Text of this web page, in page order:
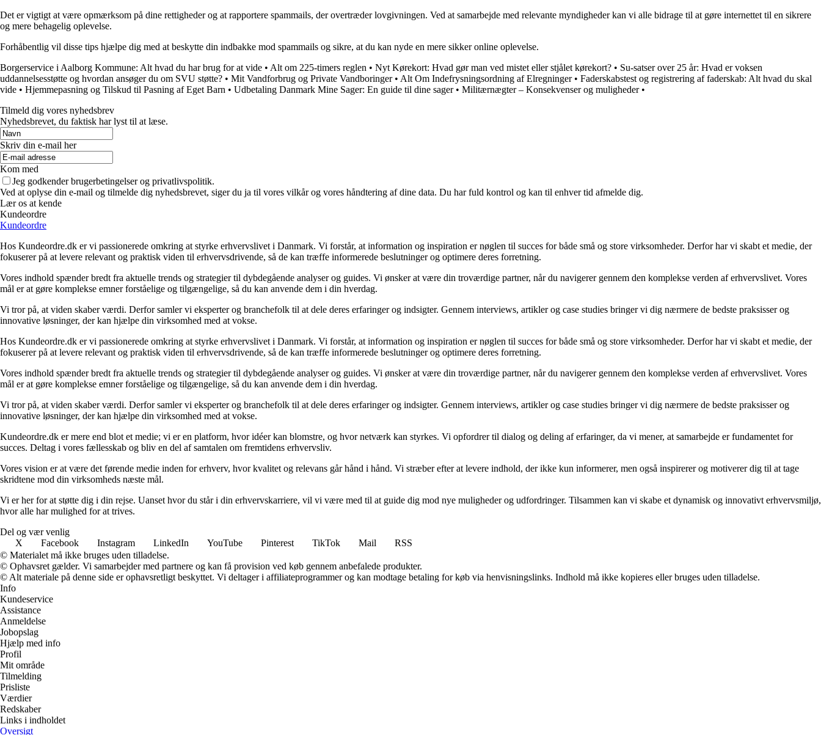
Det er vigtigt at være opmærksom på dine rettigheder og at rapportere spammails, der overtræder lovgivningen. Ved at samarbejde med relevante myndigheder kan vi alle bidrage til at gøre internettet til en sikrere
og mere behagelig oplevelse.
Forhåbentlig vil disse tips hjælpe dig med at beskytte din indbakke mod spammails og sikre, at du kan nyde en mere sikker online oplevelse.
Borgerservice i Aalborg Kommune: Alt hvad du har brug for at vide • Alt om 225-timers reglen • Nyt Kørekort: Hvad gør man ved mistet eller stjålet kørekort? • Su-satser over 25 år: Hvad er voksen
uddannelsesstøtte og hvordan ansøger du om SVU støtte? • Mit Vandforbrug og Private Vandboringer• Alt Om Indefrysningsordning af Elregninger• Faderskabstest og registrering af faderskab: Alt hvad du skal
vide • Hjemmepasning og Tilskud til Pasning af Eget Barn • Udbetaling Danmark Mine Sager: En guide til dine sager• Militærnægter – Konsekvenser og muligheder•
Tilmeld dig vores nyhedsbrev
Nyhedsbrevet, du faktisk har lyst til at læse.
Skriv din e-mail her
Kom med
Jeg godkender brugerbetingelser og privatlivspolitik.
Ved at oplyse din e-mail og tilmelde dig nyhedsbrevet, siger du ja til vores vilkår og vores håndtering af dine data. Du har fuld kontrol og kan til enhver tid afmelde dig.
Lær os at kende
Kundeordre
Kundeordre
Hos Kundeordre.dk er vi passionerede omkring at styrke erhvervslivet i Danmark. Vi forstår, at information og inspiration er nøglen til succes for både små og store virksomheder. Derfor har vi skabt et medie, der
fokuserer på at levere relevant og praktisk viden til erhvervsdrivende, så de kan træffe informerede beslutninger og optimere deres forretning.
Vores indhold spænder bredt fra aktuelle trends og strategier til dybdegående analyser og guides. Vi ønsker at være din troværdige partner, når du navigerer gennem den komplekse verden af erhvervslivet. Vores
mål er at gøre komplekse emner forståelige og tilgængelige, så du kan anvende dem i din hverdag.
Vi tror på, at viden skaber værdi. Derfor samler vi eksperter og branchefolk til at dele deres erfaringer og indsigter. Gennem interviews, artikler og case studies bringer vi dig nærmere de bedste praksisser og
innovative løsninger, der kan hjælpe din virksomhed med at vokse.
Hos Kundeordre.dk er vi passionerede omkring at styrke erhvervslivet i Danmark. Vi forstår, at information og inspiration er nøglen til succes for både små og store virksomheder. Derfor har vi skabt et medie, der
fokuserer på at levere relevant og praktisk viden til erhvervsdrivende, så de kan træffe informerede beslutninger og optimere deres forretning.
Vores indhold spænder bredt fra aktuelle trends og strategier til dybdegående analyser og guides. Vi ønsker at være din troværdige partner, når du navigerer gennem den komplekse verden af erhvervslivet. Vores
mål er at gøre komplekse emner forståelige og tilgængelige, så du kan anvende dem i din hverdag.
Vi tror på, at viden skaber værdi. Derfor samler vi eksperter og branchefolk til at dele deres erfaringer og indsigter. Gennem interviews, artikler og case studies bringer vi dig nærmere de bedste praksisser og
innovative løsninger, der kan hjælpe din virksomhed med at vokse.
Kundeordre.dk er mere end blot et medie; vi er en platform, hvor idéer kan blomstre, og hvor netværk kan styrkes. Vi opfordrer til dialog og deling af erfaringer, da vi mener, at samarbejde er fundamentet for
succes. Deltag i vores fællesskab og bliv en del af samtalen om fremtidens erhvervsliv.
Vores vision er at være det førende medie inden for erhverv, hvor kvalitet og relevans går hånd i hånd. Vi stræber efter at levere indhold, der ikke kun informerer, men også inspirerer og motiverer dig til at tage
skridtene mod din virksomheds næste mål.
Vi er her for at støtte dig i din rejse. Uanset hvor du står i din erhvervskarriere, vil vi være med til at guide dig mod nye muligheder og udfordringer. Tilsammen kan vi skabe et dynamisk og innovativt erhvervsmiljø,
hvor alle har mulighed for at trives.
Del og vær venlig
X
Facebook Instagram LinkedIn YouTube Pinterest TikTok Mail
RSS
© Materialet må ikke bruges uden tilladelse.
© Ophavsret gælder. Vi samarbejder med partnere og kan få provision ved køb gennem anbefalede produkter.
© Alt materiale på denne side er ophavsretligt beskyttet. Vi deltager i affiliateprogrammer og kan modtage betaling for køb via henvisningslinks. Indhold må ikke kopieres eller bruges uden tilladelse.
Info
Kundeservice
Assistance
Anmeldelse
Jobopslag
Hjælp med info
Profil
Mit område
Tilmelding
Prisliste
Værdier
Redskaber
Links i indholdet
Oversigt